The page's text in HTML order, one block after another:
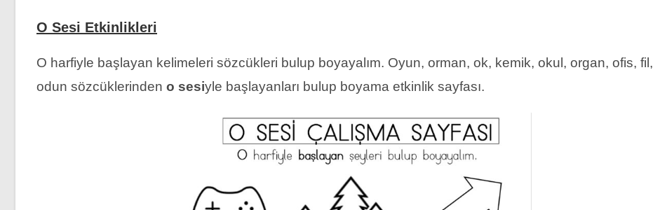
O Sesi Etkinlikleri
O harfiyle başlayan kelimeleri sözcükleri bulup boyayalım. Oyun, orman, ok, kemik, okul, organ, ofis, fil,
odun sözcüklerinden o sesiyle başlayanları bulup boyama etkinlik sayfası.